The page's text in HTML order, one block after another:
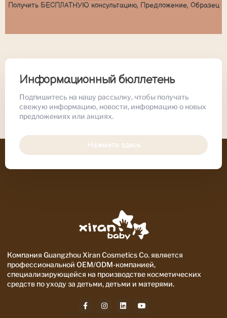
Получить БЕСПЛАТНУЮ консультацию, Предложение, Образец
Информационный бюллетень
Подпишитесь на нашу рассылку, чтобы получать
свежую информацию, новости, информацию о новых
предложениях или акциях.
Нажмите здесь
Компания Guangzhou Xiran Cosmetics Co. является
профессиональной OEM/ODM-компанией,
специализирующейся на производстве косметических
средств по уходу за детьми, детьми и матерями.